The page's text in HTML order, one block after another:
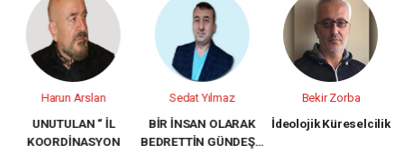
Harun Arslan
UNUTULAN “ İL
KOORDİNASYON
Sedat Yılmaz
BİR İNSAN OLARAK
BEDRETTİN GÜNDEŞ…
Bekir Zorba
İdeolojik Küreselcilik